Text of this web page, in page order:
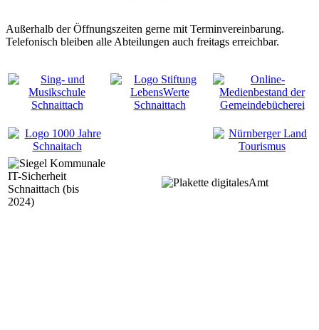
Außerhalb der Öffnungszeiten gerne mit Terminvereinbarung.
Telefonisch bleiben alle Abteilungen auch freitags erreichbar.